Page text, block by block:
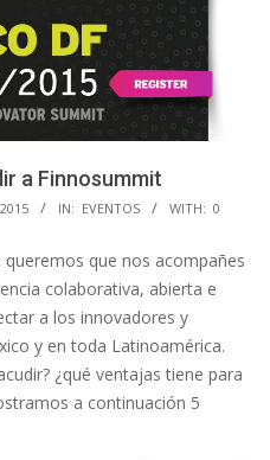
a Finnosummit
IN: EVENTOS WITH: 0
que nos acompañes
colaborativa, abierta e
a los innovadores y
y en toda Latinoamérica​.
¿qué ventajas tiene para
a continuación 5